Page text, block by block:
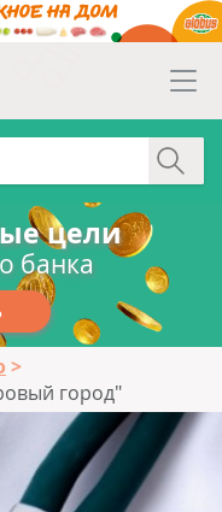
цели
банка
город"